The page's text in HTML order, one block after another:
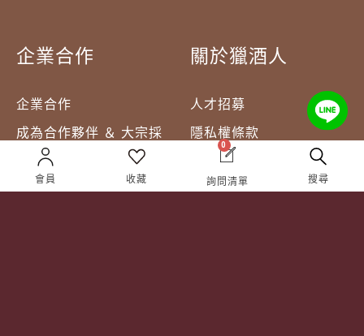
企業合作
企業合作
成為合作夥伴 ＆ 大宗採
關於獵酒人
人才招募
隱私權條款
服務條款
聯絡我們
會員 收藏
0
詢問清單 搜尋